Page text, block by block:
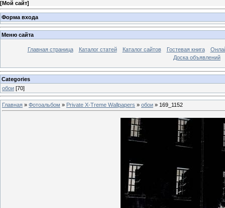
[Мой сайт]
Форма входа
Меню сайта
Главная страница Каталог статей Каталог сайтов Гостевая книга
Доска объявлений
Categories
обои [70]
Главная » Фотоальбом » Private X-Treme Wallpapers » обои » 169_1152